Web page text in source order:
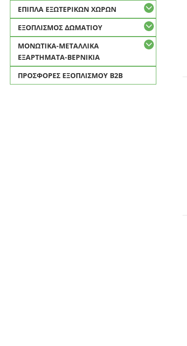
ΕΠΙΠΛΑ ΕΞΩΤΕΡΙΚΩΝ ΧΩΡΩΝ
ΕΞΟΠΛΙΣΜΟΣ ΔΩΜΑΤΙΟΥ
ΜΟΝΩΤΙΚΑ-ΜΕΤΑΛΛΙΚΑ
ΕΞΑΡΤΗΜΑΤΑ-ΒΕΡΝΙΚΙΑ
ΠΡΟΣΦΟΡΕΣ ΕΞΟΠΛΙΣΜΟΥ Β2Β